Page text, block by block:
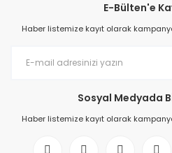
E-Bülten'e
Haber listemize kayıt olarak
Sosyal Medyada
Haber listemize kayıt olarak